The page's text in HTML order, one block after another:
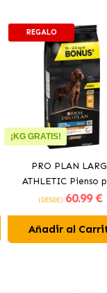
REGALO
¡KG GRATIS!
PRO PLAN
ATHLETIC Pienso
perros con pollo
(DESDE) 60.99 €
Añadir al